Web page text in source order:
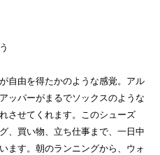
自由を得たかのような感覚。アル
ッパーがまるでソックスのような
させてくれます。このシューズ
、買い物、立ち仕事まで、一日中
ます。朝のランニングから、ウォ